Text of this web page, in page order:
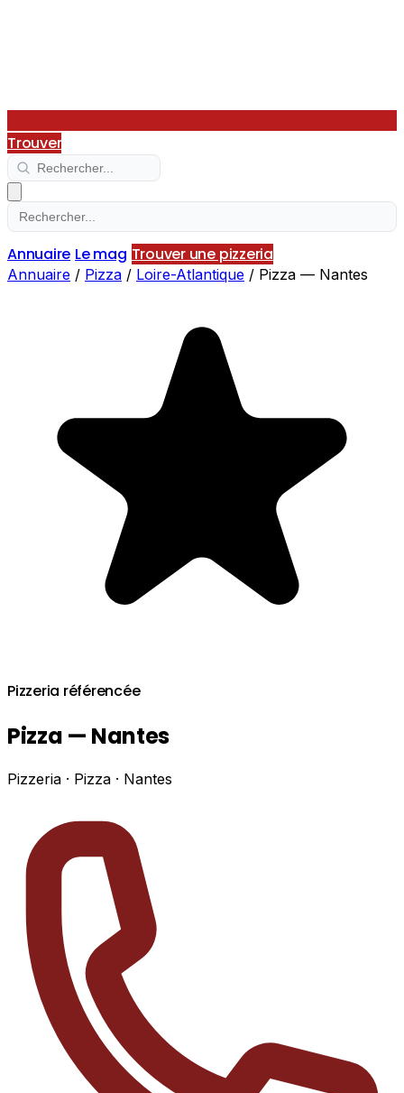
Trouver
Annuaire Le mag Trouver une pizzeria
Annuaire / Pizza / Loire-Atlantique / Pizza — Nantes
Pizzeria référencée
Pizza — Nantes
Pizzeria · Pizza · Nantes